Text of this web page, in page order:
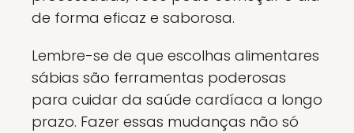
de forma eficaz e saborosa.
Lembre-se de que escolhas alimentares
sábias são ferramentas poderosas
para cuidar da saúde cardíaca a longo
prazo. Fazer essas mudanças não só